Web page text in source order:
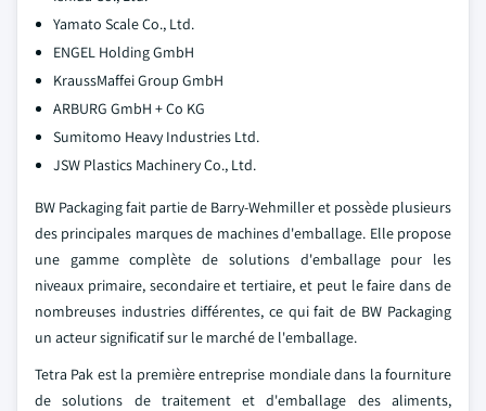
Yamato Scale Co., Ltd.
ENGEL Holding GmbH
KraussMaffei Group GmbH
ARBURG GmbH + Co KG
Sumitomo Heavy Industries Ltd.
JSW Plastics Machinery Co., Ltd.
BW Packaging fait partie de Barry-Wehmiller et possède plusieurs
des principales marques de machines d'emballage. Elle propose
une gamme complète de solutions d'emballage pour les
niveaux primaire, secondaire et tertiaire, et peut le faire dans de
nombreuses industries différentes, ce qui fait de BW Packaging
un acteur significatif sur le marché de l'emballage.
Tetra Pak est la première entreprise mondiale dans la fourniture
de solutions de traitement et d'emballage des aliments,